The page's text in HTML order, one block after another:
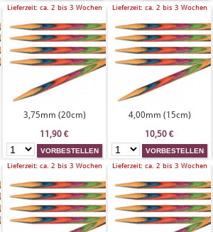
Lieferzeit: ca. 2 bis 3 Wochen
3,75mm (20cm)
11,90 €
Lieferzeit: ca. 2 bis 3 Wochen
4,00mm (15cm)
10,50 €
Lieferzeit: ca. 2 bis 3 Wochen Lieferzeit: ca. 2 bis 3 Wochen